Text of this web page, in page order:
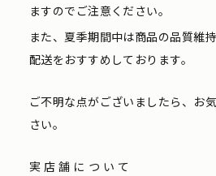
ますのでご注意ください。
また、夏季期間中は商品の品質維
配送をおすすめしております。
ご不明な点がございましたら、お
さい。
実店舗について